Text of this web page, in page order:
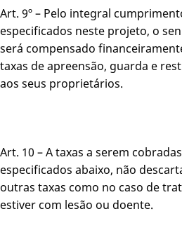
Art. 9º – Pelo integral
especificados neste projeto, o
será compensado
taxas de apreensão, guarda e
aos seus proprietários.
Art. 10 – A taxas a serem
especificados abaixo, não
outras taxas como no caso de
estiver com lesão ou doente.